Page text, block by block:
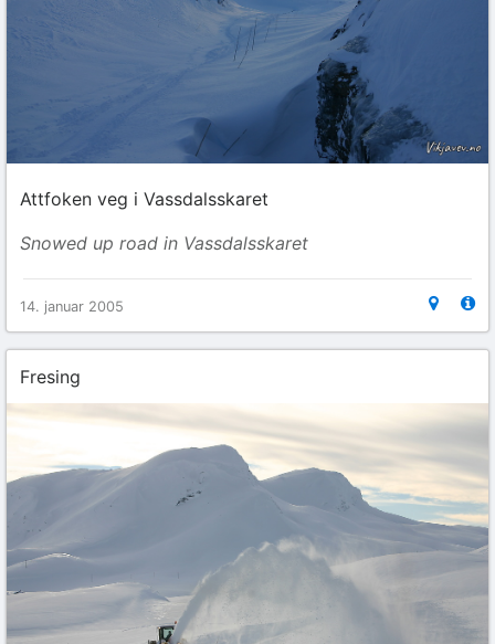
Attfoken veg i Vassdalsskaret
Snowed up road in Vassdalsskaret
14. januar 2005
Fresing